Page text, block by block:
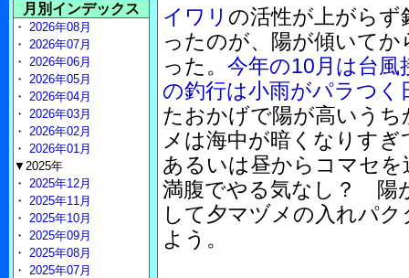
イワリ の活性が上がら
ったのが、陽が傾いて
った。 今年の10月は台風
の釣行は小雨がパラつく
たおかげで陽が高いう
メは海中が暗くなりす
あるいは昼からコマセ
満腹でやる気なし？ 陽
して夕マヅメの入れパ
よう。
月別インデックス
・ 2026年08月
・ 2026年07月
・ 2026年06月
・ 2026年05月
・ 2026年04月
・ 2026年03月
・ 2026年02月
・ 2026年01月
▼2025年
・ 2025年12月
・ 2025年11月
・ 2025年10月
・ 2025年09月
・ 2025年08月
・ 2025年07月